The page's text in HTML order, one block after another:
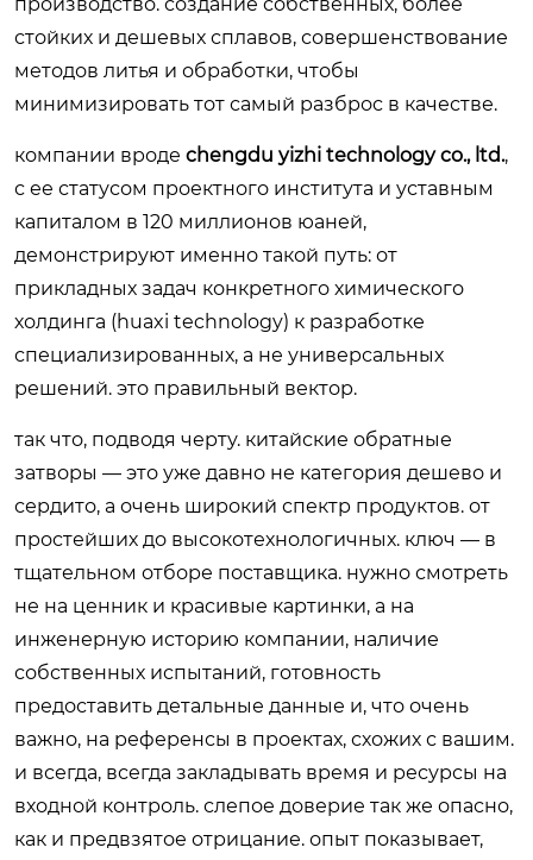
стойких и дешевых сплавов, совершенствование
методов литья и обработки, чтобы
минимизировать тот самый разброс в качестве.
компании вроде chengdu yizhi technology co., ltd.,
с ее статусом проектного института и уставным
капиталом в 120 миллионов юаней,
демонстрируют именно такой путь: от
прикладных задач конкретного химического
холдинга (huaxi technology) к разработке
специализированных, а не универсальных
решений. это правильный вектор.
так что, подводя черту. китайские обратные
затворы — это уже давно не категория дешево и
сердито, а очень широкий спектр продуктов. от
простейших до высокотехнологичных. ключ — в
тщательном отборе поставщика. нужно смотреть
не на ценник и красивые картинки, а на
инженерную историю компании, наличие
собственных испытаний, готовность
предоставить детальные данные и, что очень
важно, на референсы в проектах, схожих с вашим.
и всегда, всегда закладывать время и ресурсы на
входной контроль. слепое доверие так же опасно,
как и предвзятое отрицание. опыт показывает,